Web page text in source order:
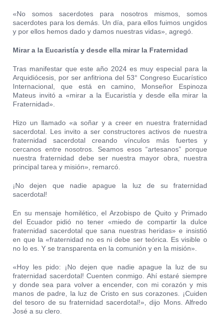
«No somos sacerdotes para nosotros mismos, somos
sacerdotes para los demás. Un día, para ellos fuimos ungidos
y por ellos hemos dado y damos nuestras vidas», agregó.
Mirar a la Eucaristía y desde ella mirar la Fraternidad
Tras manifestar que este año 2024 es muy especial para la
Arquidiócesis, por ser anfitriona del 53° Congreso Eucarístico
Internacional, que está en camino, Monseñor Espinoza
Mateus invitó a «mirar a la Eucaristía y desde ella mirar la
Fraternidad».
Hizo un llamado «a soñar y a creer en nuestra fraternidad
sacerdotal. Les invito a ser constructores activos de nuestra
fraternidad sacerdotal creando vínculos más fuertes y
cercanos entre nosotros. Seamos esos “artesanos” porque
nuestra fraternidad debe ser nuestra mayor obra, nuestra
principal tarea y misión», remarcó.
¡No dejen que nadie apague la luz de su fraternidad
sacerdotal!
En su mensaje homilético, el Arzobispo de Quito y Primado
del Ecuador pidió no tener «miedo de compartir la dulce
fraternidad sacerdotal que sana nuestras heridas» e insistió
en que la «fraternidad no es ni debe ser teórica. Es visible o
no lo es. Y se transparenta en la comunión y en la misión».
«Hoy les pido: ¡No dejen que nadie apague la luz de su
fraternidad sacerdotal! Cuenten conmigo. Ahí estaré siempre
y donde sea para volver a encender, con mi corazón y mis
manos de padre, la luz de Cristo en sus corazones. ¡Cuiden
del tesoro de su fraternidad sacerdotal!», dijo Mons. Alfredo
José a su clero.